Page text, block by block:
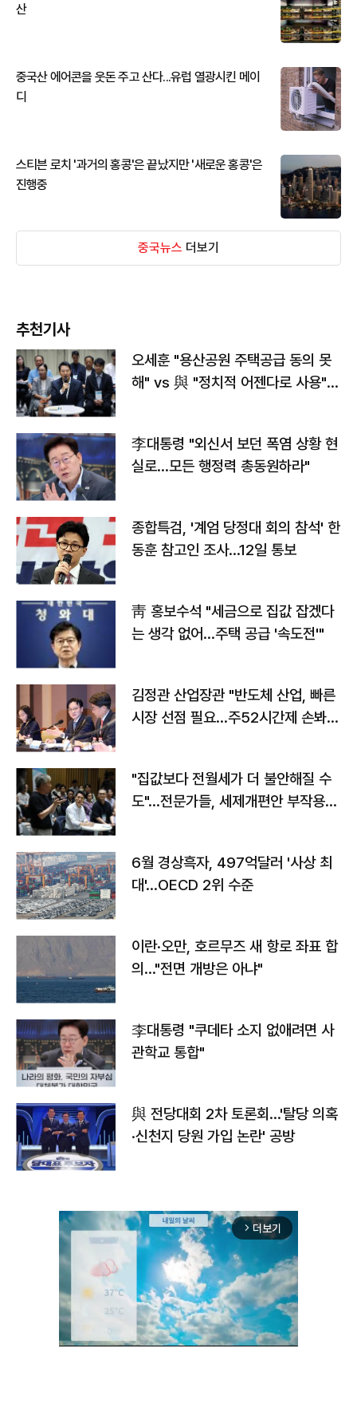
산
중국산 에어콘을 웃돈 주고 산다...유럽 열광시킨 메이
디
스티븐 로치 '과거의 홍콩'은 끝났지만 '새로운 홍콩'은
진행중
중국뉴스 더보기
추천기사
오세훈 "용산공원 주택공급 동의 못
해" vs 與 "정치적 어젠다로 사용"
李대통령 "외신서 보던 폭염 상황 현
실로…모든 행정력 총동원하라"
종합특검, '계엄 당정대 회의 참석' 한
동훈 참고인 조사...12일 통보
靑 홍보수석 "세금으로 집값 잡겠다
는 생각 없어…주택 공급 '속도전'"
김정관 산업장관 "반도체 산업, 빠른
시장 선점 필요…주52시간제 손봐
"집값보다 전월세가 더 불안해질 수
도"…전문가들, 세제개편안 부작용
6월 경상흑자, 497억달러 '사상 최
대'…OECD 2위 수준
이란·오만, 호르무즈 새 항로 좌표 합
의…"전면 개방은 아냐"
李대통령 "쿠데타 소지 없애려면 사
관학교 통합"
與 전당대회 2차 토론회…'탈당 의혹
·신천지 당원 가입 논란' 공방
arrow_forward_ios 더보기